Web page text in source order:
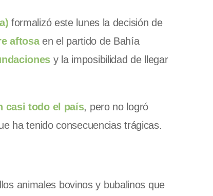
formalizó este lunes la decisión de
aftosaen el partido de Bahía
y la imposibilidad de llegar
casi todo el país, pero no logró
ha tenido consecuencias trágicas.
animales bovinos y bubalinos que